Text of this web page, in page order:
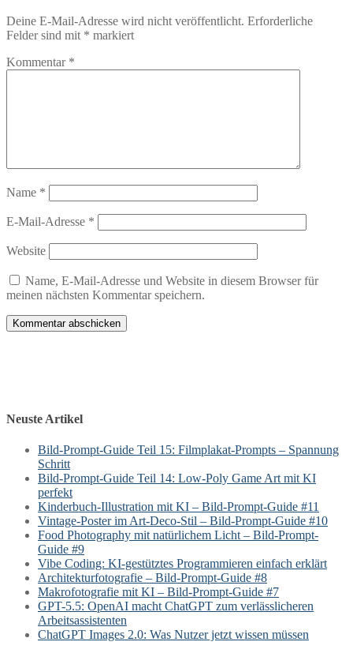
Deine E-Mail-Adresse wird nicht veröffentlicht. Erforderliche
Felder sind mit * markiert
Kommentar *
Name *
E-Mail-Adresse *
Website
Name, E-Mail-Adresse und Website in diesem Browser für
meinen nächsten Kommentar speichern.
Neuste Artikel
Bild-Prompt-Guide Teil 15: Filmplakat-Prompts – Spannung
Schritt
Bild-Prompt-Guide Teil 14: Low-Poly Game Art mit KI
perfekt
Kinderbuch-Illustration mit KI – Bild-Prompt-Guide #11
Vintage-Poster im Art-Deco-Stil – Bild-Prompt-Guide #10
Food Photography mit natürlichem Licht – Bild-Prompt-
Guide #9
Vibe Coding: KI-gestütztes Programmieren einfach erklärt
Architekturfotografie – Bild-Prompt-Guide #8
Makrofotografie mit KI – Bild-Prompt-Guide #7
GPT-5.5: OpenAI macht ChatGPT zum verlässlicheren
Arbeitsassistenten
ChatGPT Images 2.0: Was Nutzer jetzt wissen müssen